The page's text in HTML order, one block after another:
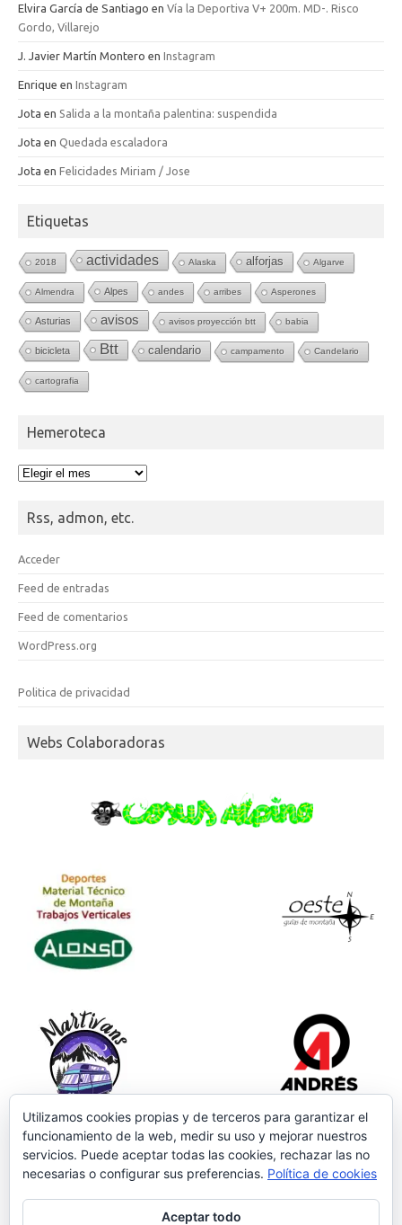
Elvira García de Santiago en Vía la Deportiva V+ 200m. MD-. Risco
Gordo, Villarejo
J. Javier Martín Montero en Instagram
Enrique en Instagram
Jota en Salida a la montaña palentina: suspendida
Jota en Quedada escaladora
Jota en Felicidades Miriam / Jose
Etiquetas
2018 actividades Alaska alforjas Algarve
Almendra Alpes andes arribes Asperones
Asturias avisos avisos proyección btt babia
bicicleta Btt calendario campamento Candelario
cartografia
Hemeroteca
Hemeroteca
Rss, admon, etc.
Acceder
Feed de entradas
Feed de comentarios
WordPress.org
Politica de privacidad
Webs Colaboradoras
Utilizamos cookies propias y de terceros para garantizar el
funcionamiento de la web, medir su uso y mejorar nuestros
servicios. Puede aceptar todas las cookies, rechazar las no
necesarias o configurar sus preferencias. Política de cookies
Aceptar todo